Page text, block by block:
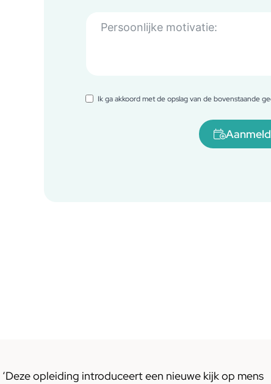
Ik ga akkoord met de opslag van de bovenstaande
‘Deze opleiding introduceert een nieuwe kijk op mens